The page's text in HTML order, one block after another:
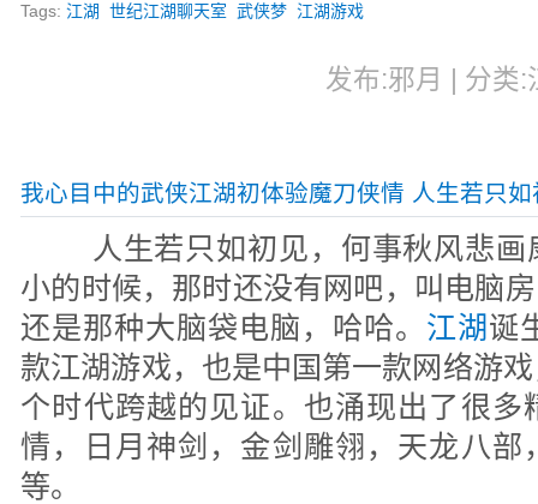
Tags:江湖 世纪江湖聊天室 武侠梦 江湖游戏
发布:邪月 | 分类:
我心目中的武侠江湖初体验魔刀侠情 人生若只如
人生若只如初见，何事秋风悲画
小的时候，那时还没有网吧，叫电脑
还是那种大脑袋电脑，哈哈。 江湖诞
款江湖游戏，也是中国第一款网络游
个时代跨越的见证。也涌现出了很多
情，日月神剑，金剑雕翎，天龙八部
等。